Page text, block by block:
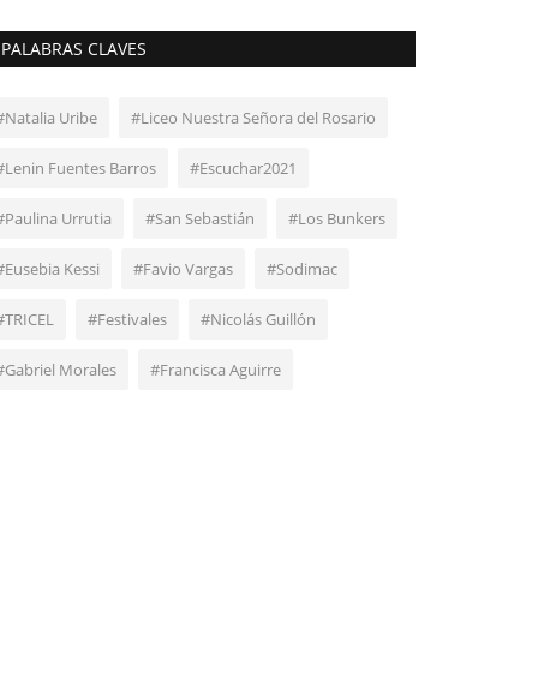
PALABRAS CLAVES
Uribe #Liceo Nuestra Señora del Rosario
Fuentes Barros #Escuchar2021
Urrutia #San Sebastián #Los Bunkers
Kessi #Favio Vargas #Sodimac
#Festivales #Nicolás Guillón
Morales #Francisca Aguirre